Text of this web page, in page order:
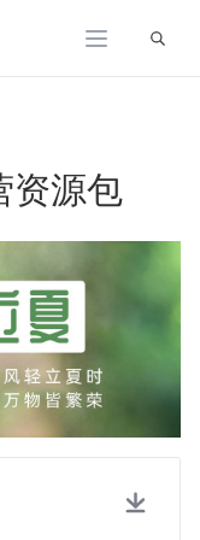
展开
资源包